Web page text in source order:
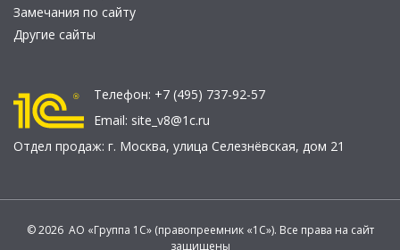
Замечания по сайту
Другие сайты
Телефон: +7 (495) 737-92-57
Email: site_v8@1c.ru
Отдел продаж: г. Москва, улица Селезнёвская, дом 21
© 2026 АО «Группа 1С» (правопреемник «1С»). Все права на сайт
защищены